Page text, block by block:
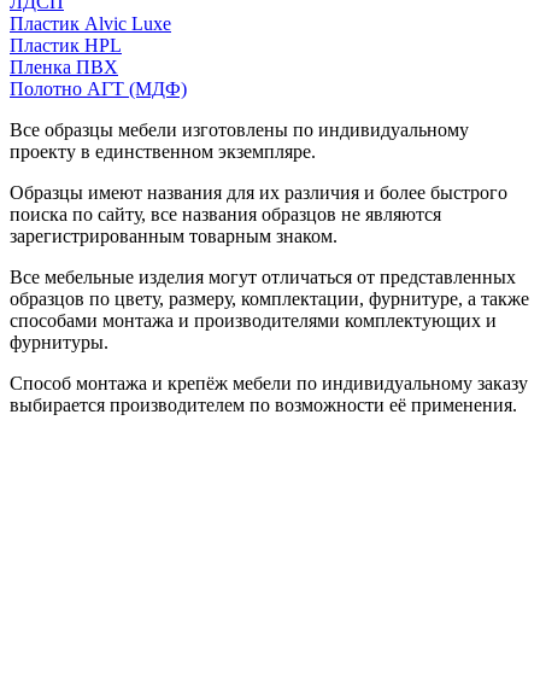
Пластик Alvic Luxe
Пластик HPL
Пленка ПВХ
Полотно АГТ (МДФ)
Все образцы мебели изготовлены по индивидуальному
проекту в единственном экземпляре.
Образцы имеют названия для их различия и более быстрого
поиска по сайту, все названия образцов не являются
зарегистрированным товарным знаком.
Все мебельные изделия могут отличаться от представленных
образцов по цвету, размеру, комплектации, фурнитуре, а также
способами монтажа и производителями комплектующих и
фурнитуры.
Способ монтажа и крепёж мебели по индивидуальному заказу
выбирается производителем по возможности её применения.